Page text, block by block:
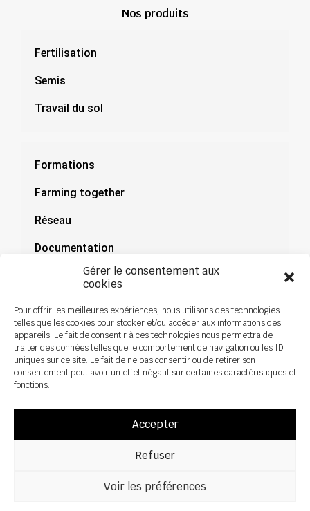
Gérer le consentement aux
cookies
Pour offrir les meilleures expériences, nous utilisons des technologies
telles que les cookies pour stocker et/ou accéder aux informations des
appareils. Le fait de consentir à ces technologies nous permettra de
traiter des données telles que le comportement de navigation ou les ID
uniques sur ce site. Le fait de ne pas consentir ou de retirer son
consentement peut avoir un effet négatif sur certaines caractéristiques et
fonctions.
Accepter
Refuser
Voir les préférences
Nos produits
Fertilisation
Semis
Travail du sol
Formations
Farming together
Réseau
Documentation
Actualités
Politique de confidentialité